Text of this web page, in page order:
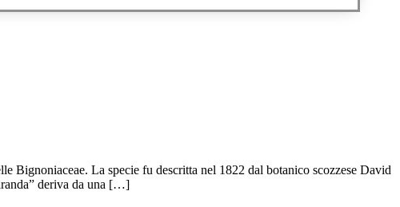
Bignoniaceae. La specie fu descritta nel 1822 dal botanico scozzese David
deriva da una […]